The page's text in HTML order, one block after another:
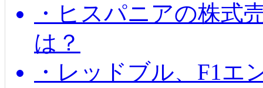
・ヒスパニアの株式
は？
・レッドブル、F1エ